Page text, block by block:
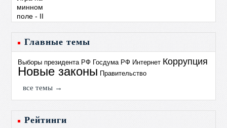
Главные темы
Выборы президента РФ Госдума РФ Интернет Коррупция
Новые законы Правительство
все темы →
Рейтинги